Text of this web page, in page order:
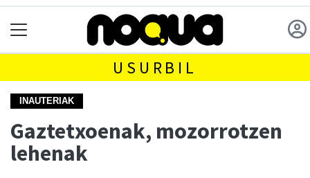
USURBIL
INAUTERIAK
Gaztetxoenak, mozorrotzen
lehenak